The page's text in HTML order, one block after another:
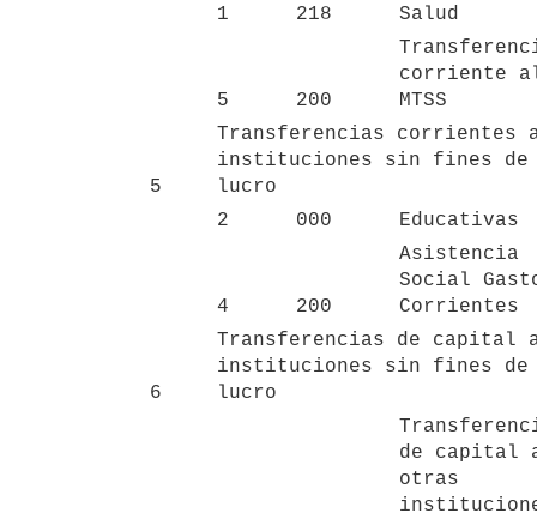
1 218
Salud
5 200
corriente
MTSS
5
Transferencias corrientes
instituciones sin fines de
lucro
2
000 Educativas
4 200
Asistencia
Social
Corrientes
6
Transferencias de capital
instituciones sin fines de
lucro
de capital
otras